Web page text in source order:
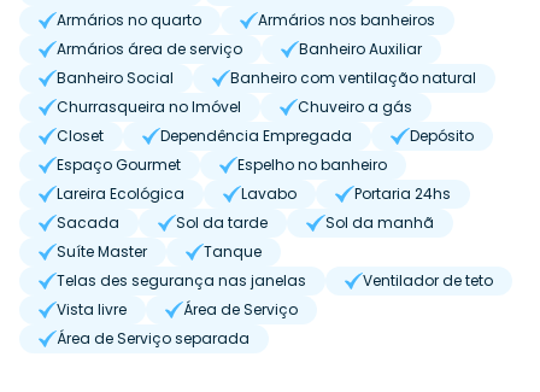
Armários no quarto
Armários nos banheiros
Armários área de serviço
Banheiro Auxiliar
Banheiro Social
Banheiro com ventilação natural
Churrasqueira no Imóvel
Chuveiro a gás
Closet
Dependência Empregada
Depósito
Espaço Gourmet
Espelho no banheiro
Lareira Ecológica
Lavabo
Portaria 24hs
Sacada
Sol da tarde
Sol da manhã
Suíte Master
Tanque
Telas des segurança nas janelas
Ventilador de teto
Vista livre
Área de Serviço
Área de Serviço separada